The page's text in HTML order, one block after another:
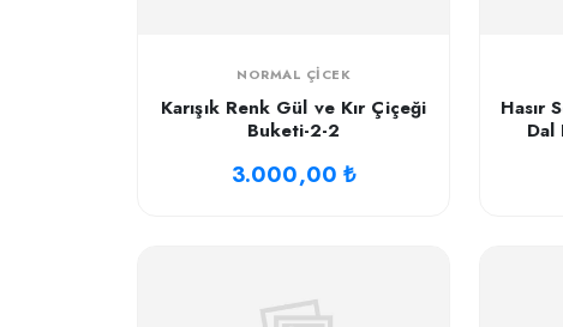
NORMAL ÇICEK
Karışık Renk Gül ve Kır Çiçeği
Buketi-2-2
3.000,00 ₺
Hasır
Dal